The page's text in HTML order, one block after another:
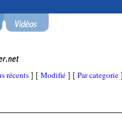
récents ] [ Modifié ] [ Par categorie